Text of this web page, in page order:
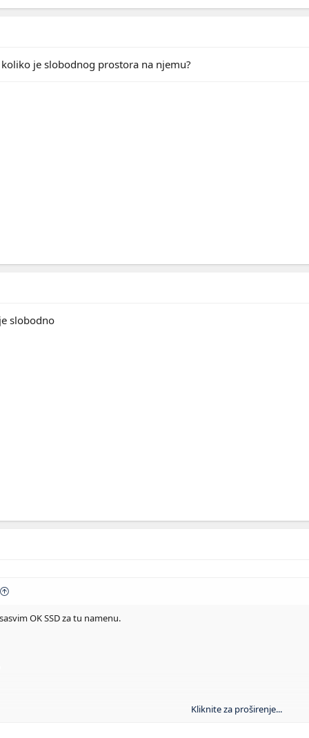
je slobodnog prostora na njemu?
slobodno
OK SSD za tu namenu.
dosta bolji, da li ti je ova razlika od 15 evra podnosljiva ti znas
Kliknite za proširenje...